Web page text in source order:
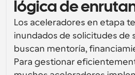
Programación colaborativa
Para desarrolladores
Para empresas
Desarrollador
Documentación del
Documentación para la
API
Recursos
API
Crea tus propias integraciones
Precios
lógica de
Los aceleradores en etapa
inundados de solicitudes de
buscan mentoría,
Para gestionar